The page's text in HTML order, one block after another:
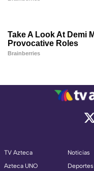
TV Azteca
Azteca UNO
Noticias
Deportes